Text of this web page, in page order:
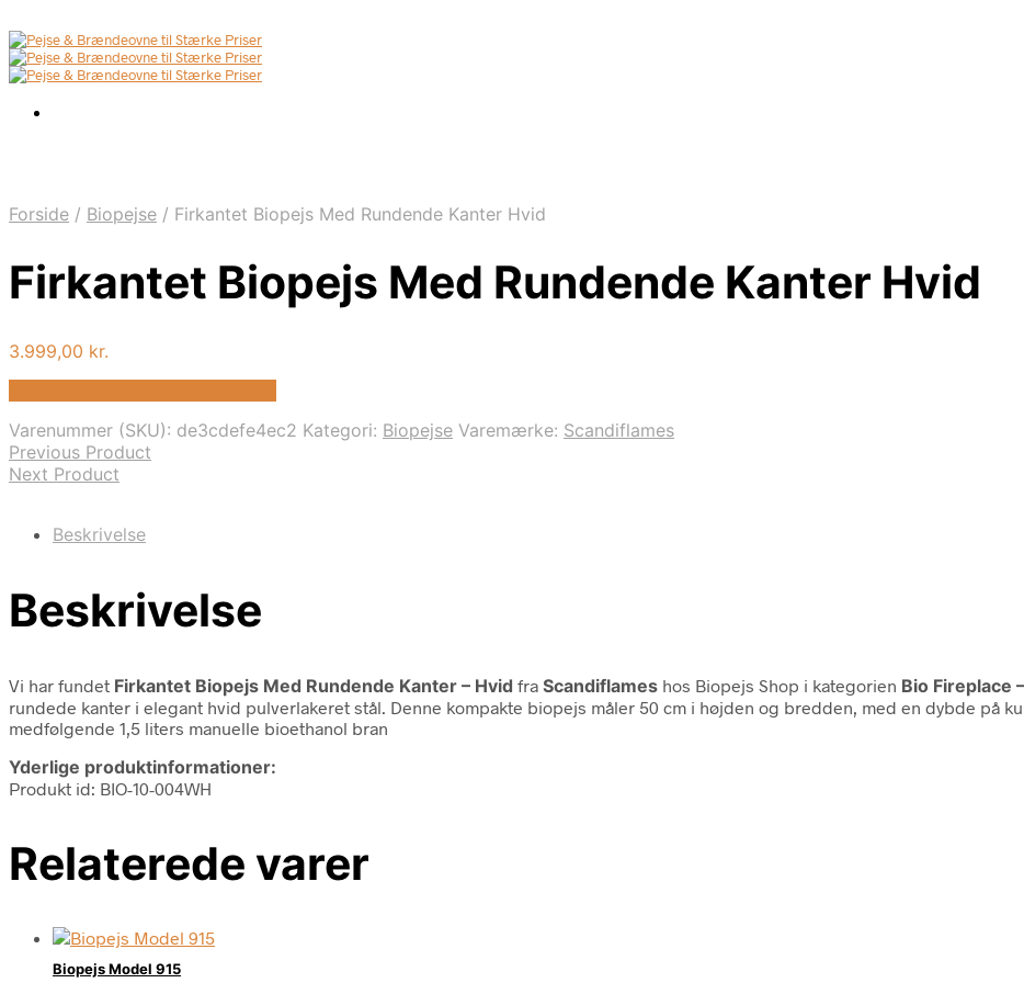
Forside / Biopejse / Firkantet Biopejs Med Rundende Kanter Hvid
Firkantet Biopejs Med Rundende Kanter Hvid
3.999,00 kr.
Varenummer (SKU): de3cdefe4ec2 Kategori: Biopejse Varemærke: Scandiflames
Previous Product
Next Product
Beskrivelse
Beskrivelse
Vi har fundet Firkantet Biopejs Med Rundende Kanter – Hvid fra Scandiflames hos Biopejs Shop i kategorien Bio Fireplace
rundede kanter i elegant hvid pulverlakeret stål. Denne kompakte biopejs måler 50 cm i højden og bredden, med en dybde på
medfølgende 1,5 liters manuelle bioethanol bran
Yderlige produktinformationer:
Produkt id: BIO-10-004WH
Relaterede varer
Biopejs Model 915